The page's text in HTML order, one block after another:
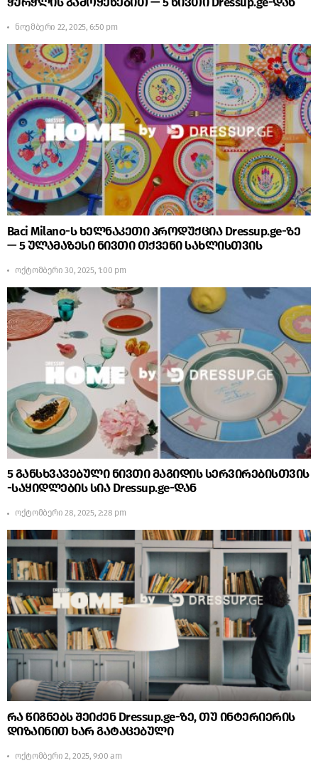
ნოემბერი 22, 2025, 6:50 pm
Baci Milano-ს ხელნაკეთი პროდუქცია Dressup.ge-ზე
— 5 ულამაზესი ნივთი თქვენი სახლისთვის
ოქტომბერი 30, 2025, 1:00 pm
5 განსხვავებული ნივთი მაგიდის სერვირებისთვის
-საყიდლების სია Dressup.ge-დან
ოქტომბერი 28, 2025, 2:28 pm
რა წიგნებს შეიძენ Dressup.ge-ზე, თუ ინტერიერის
დიზაინით ხარ გატაცებული
ოქტომბერი 2, 2025, 9:00 am